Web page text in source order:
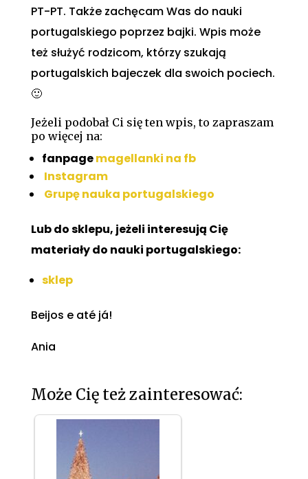
PT-PT. Także zachęcam Was do nauki
portugalskiego poprzez bajki. Wpis może
też służyć rodzicom, którzy szukają
portugalskich bajeczek dla swoich pociech.
🙂
Jeżeli podobał Ci się ten wpis, to zapraszam
po więcej na:
fanpagemagellanki na fb
Instagram
Grupę nauka portugalskiego
Lub do sklepu, jeżeli interesują Cię
materiały do nauki portugalskiego:
sklep
Beijos e até já!
Ania
Może Cię też zainteresować: